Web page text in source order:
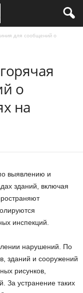
для сообщений о
о
на
выявлению и
зданий, включая
инспекций.
нарушений. По
зданий и сооружений
рисунков,
За устранение таких